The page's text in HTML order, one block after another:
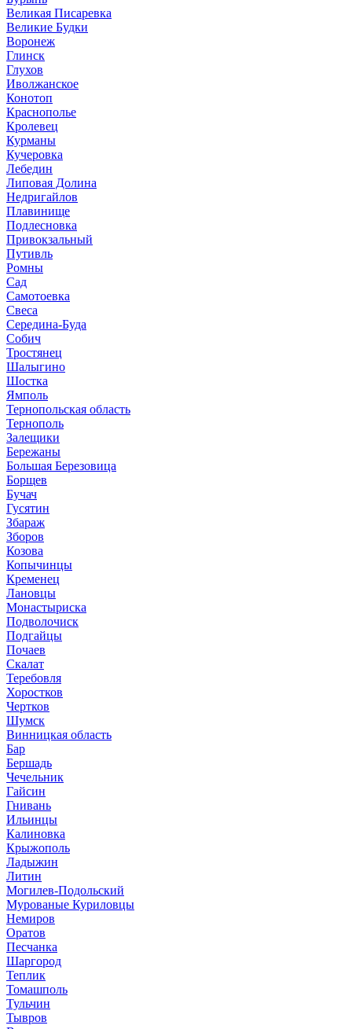
Великая Писаревка
Великие Будки
Воронеж
Глинск
Глухов
Иволжанское
Конотоп
Краснополье
Кролевец
Курманы
Кучеровка
Лебедин
Липовая Долина
Недригайлов
Плавинище
Подлесновка
Привокзальный
Путивль
Ромны
Сад
Самотоевка
Свеса
Середина-Буда
Собич
Тростянец
Шалыгино
Шостка
Ямполь
Тернопольская область
Тернополь
Залещики
Бережаны
Большая Березовица
Борщев
Бучач
Гусятин
Збараж
Зборов
Козова
Копычинцы
Кременец
Лановцы
Монастыриска
Подволочиск
Подгайцы
Почаев
Скалат
Теребовля
Хоростков
Чертков
Шумск
Винницкая область
Бар
Бершадь
Чечельник
Гайсин
Гнивань
Ильинцы
Калиновка
Крыжополь
Ладыжин
Литин
Могилев-Подольский
Мурованые Куриловцы
Немиров
Оратов
Песчанка
Шаргород
Теплик
Томашполь
Тульчин
Тывров